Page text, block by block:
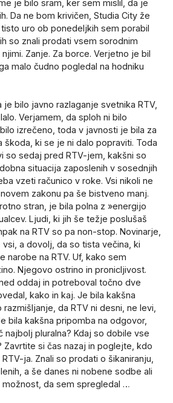
je bilo sram, ker sem mislil, da je
Da ne bom krivičen, Studia City že
uro ob ponedeljkih sem porabil
so znali prodati vsem sorodnim
Zanje. Za borce. Verjetno je bil
malo čudno pogledal na hodniku
bilo javno razlaganje svetnika RTV,
Verjamem, da sploh ni bilo
izrečeno, toda v javnosti je bila za
škoda, ki se je ni dalo popraviti. Toda
so sedaj pred RTV-jem, kakšni so
situacija zaposlenih v sosednjih
vzeti računico v roke. Vsi nikoli ne
zakonu pa še bistveno manj.
stran, je bila polna z »energijo
Ljudi, ki jih še težje poslušaš
na RTV so pa non-stop. Novinarje,
a dovolj, da so tista večina, ki
narobe na RTV. Uf, kako sem
Njegovo ostrino in pronicljivost.
oddaj in potreboval točno dve
kako in kaj. Je bila kakšna
da RTV ni desni, ne levi,
bila kakšna pripomba na odgovor,
najbolj pluralna? Kdaj so dobile vse
Zavrtite si čas nazaj in poglejte, kdo
ja. Znali so prodati o šikaniranju,
a še danes ni nobene sodbe ali
da sem spregledal …